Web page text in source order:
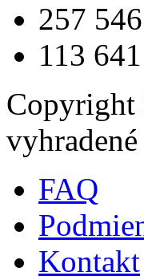
257
113
Copyright
vyhradené
FAQ
Kontakt